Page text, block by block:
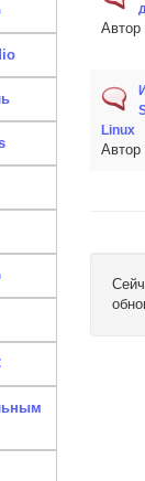
Автор
Linux
Автор